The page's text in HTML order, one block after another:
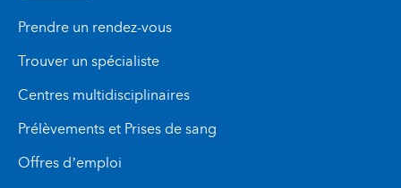
Prendre un rendez-vous
Trouver un spécialiste
Centres multidisciplinaires
Prélèvements et Prises de sang
Offres d’emploi